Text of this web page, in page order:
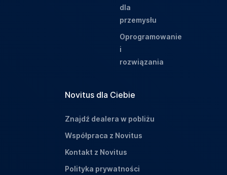
dla
przemysłu
Oprogramowanie
i
rozwiązania
Novitus dla Ciebie
Znajdź dealera w pobliżu
Współpraca z Novitus
Kontakt z Novitus
Polityka prywatności